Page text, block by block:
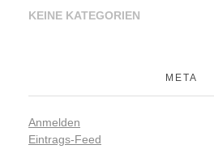
KEINE KATEGORIEN
META
Anmelden
Eintrags-Feed